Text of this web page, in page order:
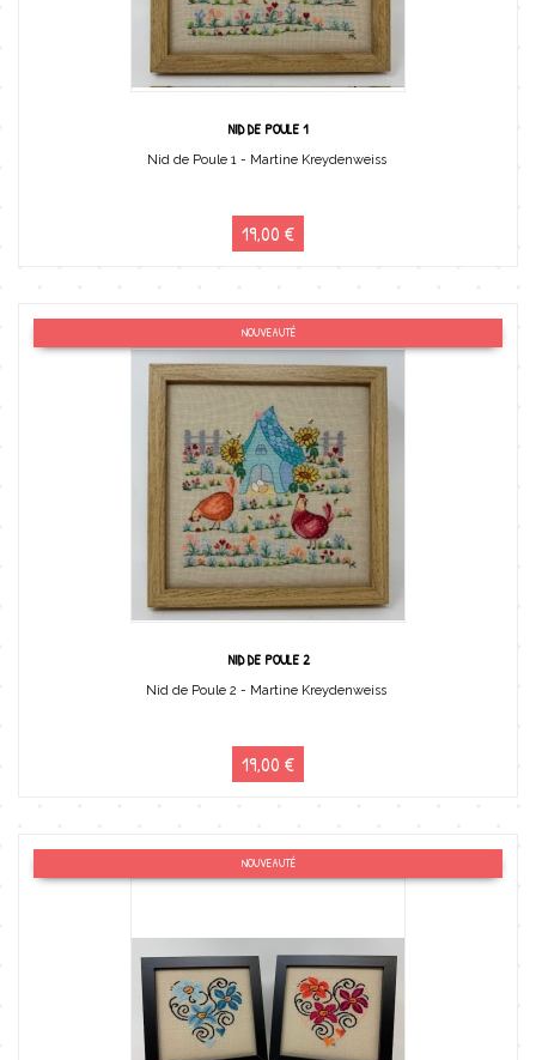
NID DE POULE 1
Nid de Poule 1 - Martine Kreydenweiss
19,00 €
NOUVEAUTÉ
NID DE POULE 2
Nid de Poule 2 - Martine Kreydenweiss
19,00 €
NOUVEAUTÉ